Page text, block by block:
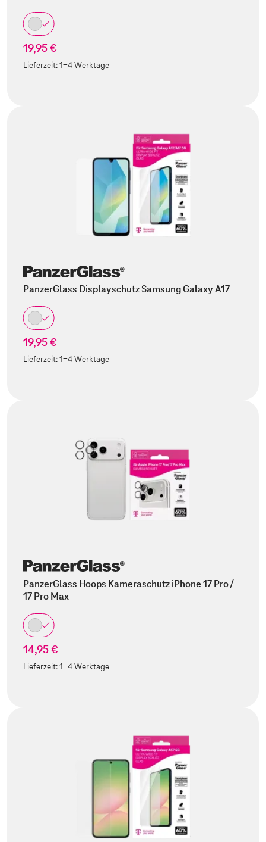
19,95 €
Lieferzeit:1-4 Werktage
PanzerGlass Displayschutz Samsung Galaxy A17
19,95 €
Lieferzeit:1-4 Werktage
PanzerGlass Hoops Kameraschutz iPhone 17 Pro /
17 Pro Max
14,95 €
Lieferzeit:1-4 Werktage